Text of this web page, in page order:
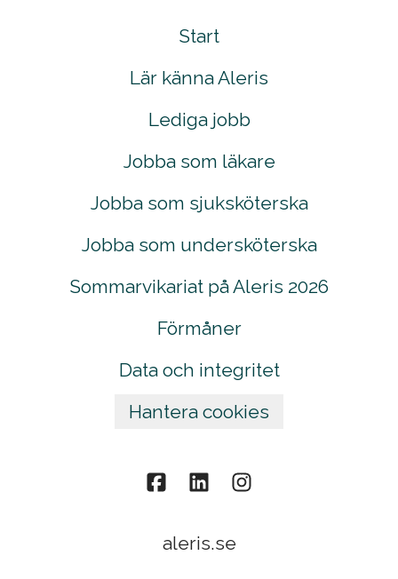
Start
Lär känna Aleris
Lediga jobb
Jobba som läkare
Jobba som sjuksköterska
Jobba som undersköterska
Sommarvikariat på Aleris 2026
Förmåner
Data och integritet
Hantera cookies
aleris.se